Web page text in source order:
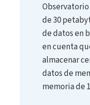
de 30
de datos en
en cuenta
almacenar
datos de
memoria de